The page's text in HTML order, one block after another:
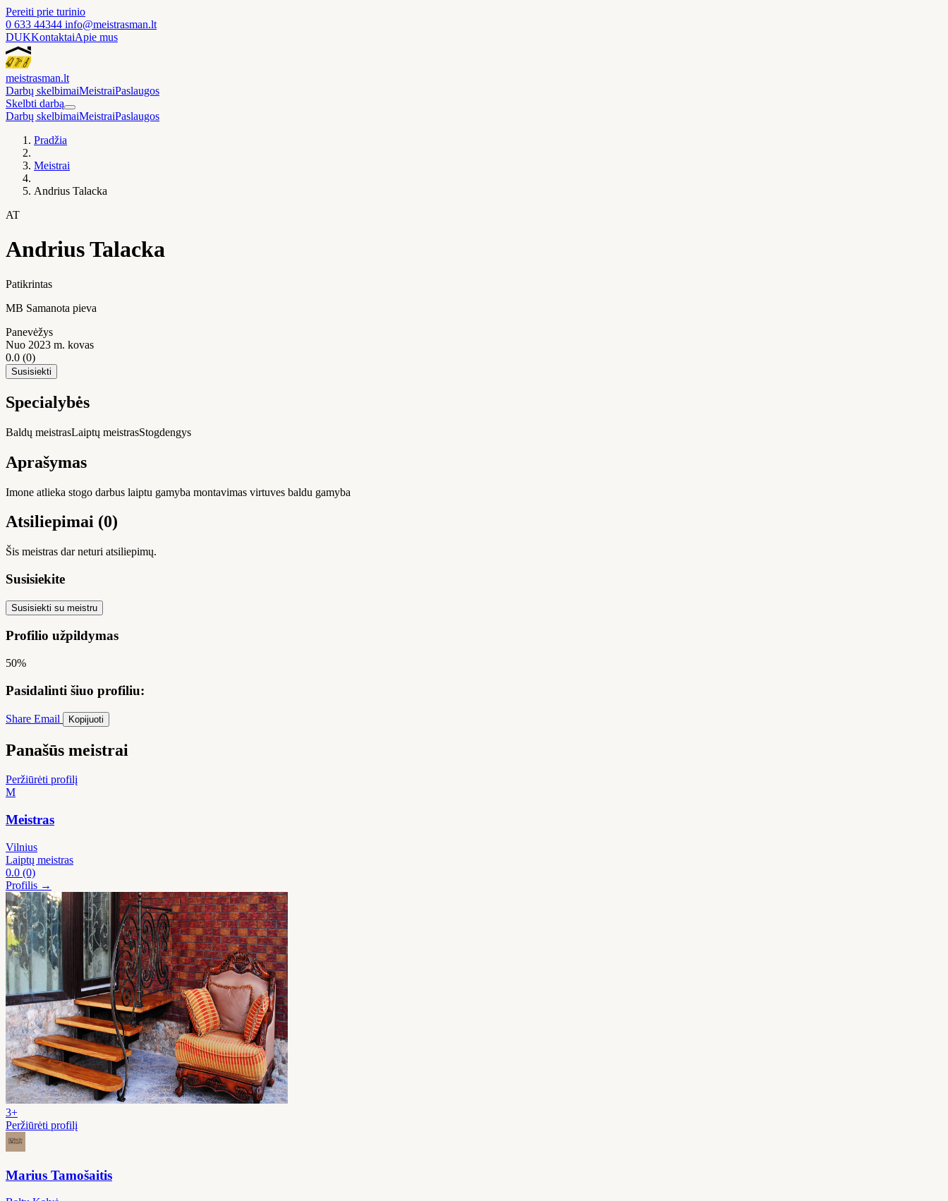
Pereiti prie turinio
0 633 44344 info@meistrasman.lt
DUKKontaktaiApie mus
meistrasman.lt
Darbų skelbimaiMeistraiPaslaugos
Skelbti darbą
Darbų skelbimaiMeistraiPaslaugos
Pradžia
Meistrai
Andrius Talacka
AT
Andrius Talacka
Patikrintas
MB Samanota pieva
Panevėžys
Nuo 2023 m. kovas
0.0 (0)
Susisiekti
Specialybės
Baldų meistrasLaiptų meistrasStogdengys
Aprašymas
Imone atlieka stogo darbus laiptu gamyba montavimas virtuves baldu gamyba
Atsiliepimai (0)
Šis meistras dar neturi atsiliepimų.
Susisiekite
Susisiekti su meistru
Profilio užpildymas
50%
Pasidalinti šiuo profiliu:
Share Email Kopijuoti
Panašūs meistrai
Peržiūrėti profilį
M
Meistras
Vilnius
Laiptų meistras
0.0 (0)
Profilis →
3+
Peržiūrėti profilį
Marius Tamošaitis